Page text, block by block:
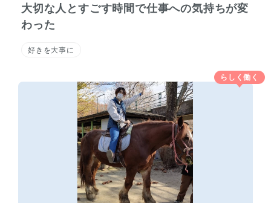
大切な人とすごす時間で仕事への気持ちが変
わった
好きを大事に
らしく働く